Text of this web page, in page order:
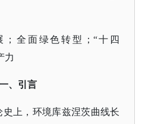
；全面绿色转型； “十四
力
、引言
上，环境库兹涅茨曲线长